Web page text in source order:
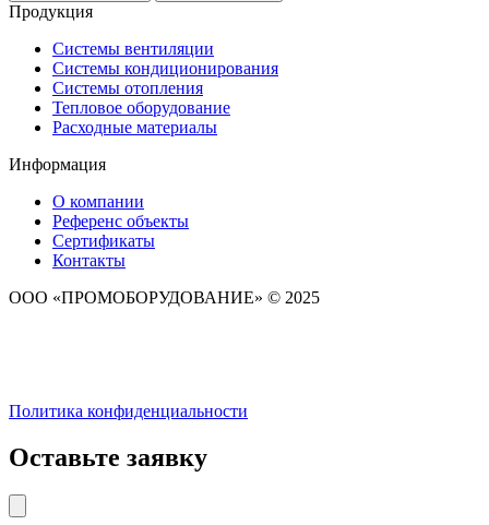
Продукция
Системы вентиляции
Системы кондиционирования
Системы отопления
Тепловое оборудование
Расходные материалы
Информация
О компании
Референс объекты
Сертификаты
Контакты
ООО «ПРОМОБОРУДОВАНИЕ» © 2025
Политика конфиденциальности
Оставьте заявку